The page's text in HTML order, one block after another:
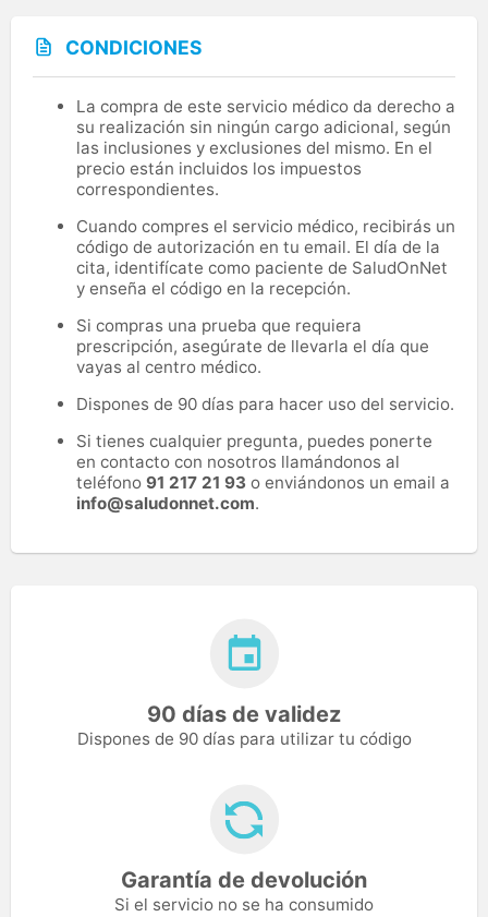
CONDICIONES
La compra de este servicio médico da derecho a
su realización sin ningún cargo adicional, según
las inclusiones y exclusiones del mismo. En el
precio están incluidos los impuestos
correspondientes.
Cuando compres el servicio médico, recibirás un
código de autorización en tu email. El día de la
cita, identifícate como paciente de SaludOnNet
y enseña el código en la recepción.
Si compras una prueba que requiera
prescripción, asegúrate de llevarla el día que
vayas al centro médico.
Dispones de 90 días para hacer uso del servicio.
Si tienes cualquier pregunta, puedes ponerte
en contacto con nosotros llamándonos al
teléfono 91 217 21 93 o enviándonos un email a
info@saludonnet.com.
90 días de validez
Dispones de 90 días para utilizar tu código
Garantía de devolución
Si el servicio no se ha consumido